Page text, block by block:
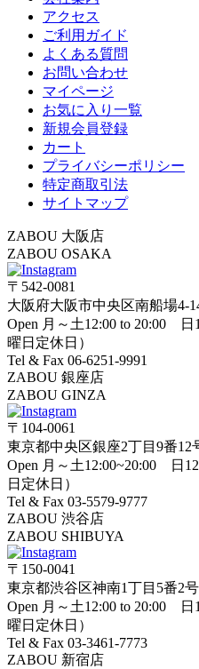
アクセス
ご利用ガイド
よくある質問
お問い合わせ
マイページ
お気に入り一覧
新規会員登録
カート
プライバシーポリシー
特定商取引法
サイトマップ
ZABOU 大阪店
ZABOU OSAKA
〒542-0081
大阪府大阪市中央区南船場4-
Open 月～土12:00 to 20:00 日
曜日定休日）
Tel & Fax 06-6251-9991
ZABOU 銀座店
ZABOU GINZA
〒104-0061
東京都中央区銀座2丁目9番12
Open 月～土12:00~20:00 日
日定休日）
Tel & Fax 03-5579-9777
ZABOU 渋谷店
ZABOU SHIBUYA
〒150-0041
東京都渋谷区神南1丁目5番2
Open 月～土12:00 to 20:00 日
曜日定休日）
Tel & Fax 03-3461-7773
ZABOU 新宿店